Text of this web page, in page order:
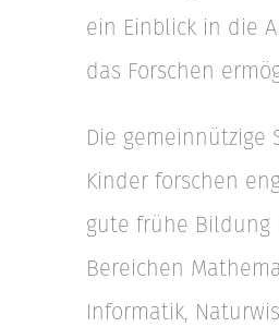
ein Einblick in die
das Forschen
Die gemeinnützige
Kinder forschen
gute frühe Bildung
Bereichen
Informatik,